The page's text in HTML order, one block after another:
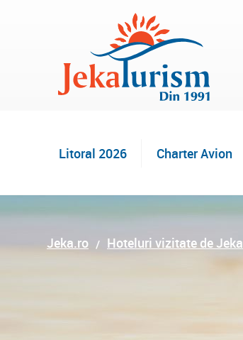
Litoral 2026 Charter Avion
Jeka.ro Hoteluri vizitate de Jeka